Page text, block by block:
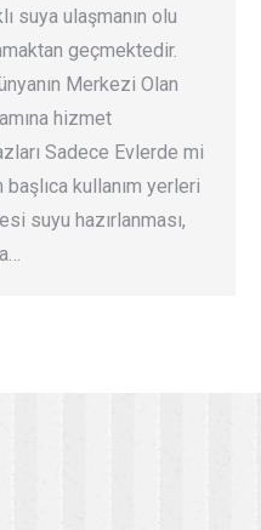
suya ulaşmanın olu
geçmektedir.
Merkezi Olan
hizmet
Sadece Evlerde mi
başlıca kullanım yerleri
suyu hazırlanması,